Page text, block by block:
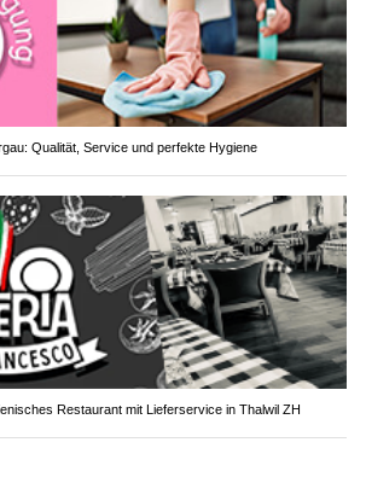
Qualität, Service und perfekte Hygiene
Restaurant mit Lieferservice in Thalwil ZH